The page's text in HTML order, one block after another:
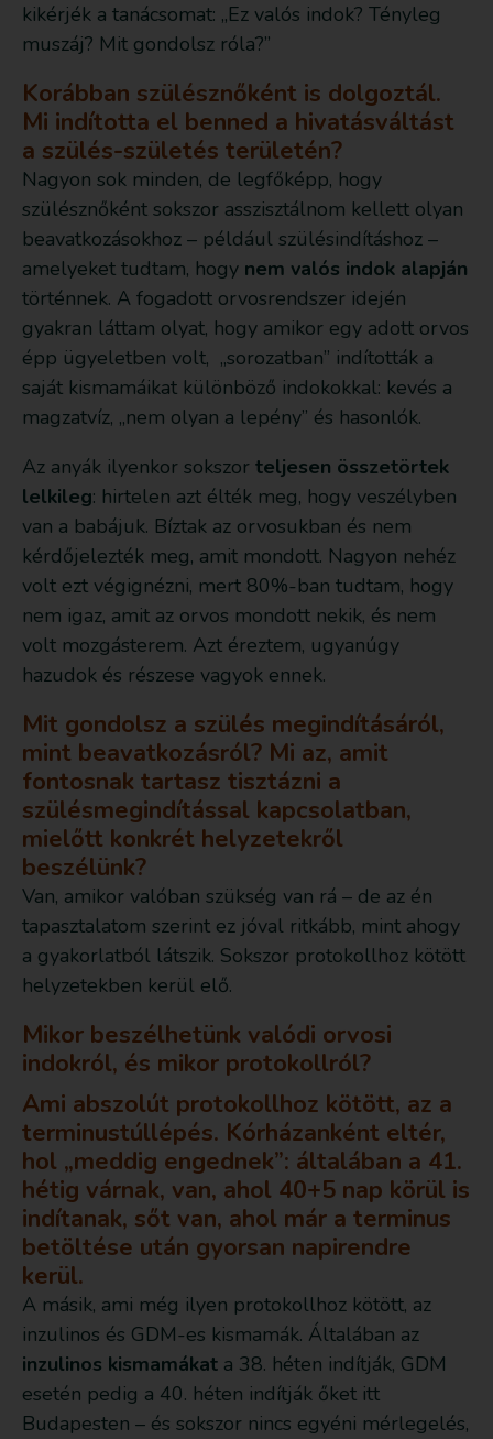
kikérjék a tanácsomat: „Ez valós indok? Tényleg
muszáj? Mit gondolsz róla?”
Korábban szülésznőként is dolgoztál.
Mi indította el benned a hivatásváltást
a szülés-születés területén?
Nagyon sok minden, de legfőképp, hogy
szülésznőként sokszor asszisztálnom kellett olyan
beavatkozásokhoz – például szülésindításhoz –
amelyeket tudtam, hogy nem valós indok alapján
történnek. A fogadott orvosrendszer idején
gyakran láttam olyat, hogy amikor egy adott orvos
épp ügyeletben volt, „sorozatban” indították a
saját kismamáikat különböző indokokkal: kevés a
magzatvíz, „nem olyan a lepény” és hasonlók.
Az anyák ilyenkor sokszor teljesen összetörtek
lelkileg: hirtelen azt élték meg, hogy veszélyben
van a babájuk. Bíztak az orvosukban és nem
kérdőjelezték meg, amit mondott. Nagyon nehéz
volt ezt végignézni, mert 80%-ban tudtam, hogy
nem igaz, amit az orvos mondott nekik, és nem
volt mozgásterem. Azt éreztem, ugyanúgy
hazudok és részese vagyok ennek.
Mit gondolsz a szülés megindításáról,
mint beavatkozásról? Mi az, amit
fontosnak tartasz tisztázni a
szülésmegindítással kapcsolatban,
mielőtt konkrét helyzetekről
beszélünk?
Van, amikor valóban szükség van rá – de az én
tapasztalatom szerint ez jóval ritkább, mint ahogy
a gyakorlatból látszik. Sokszor protokollhoz kötött
helyzetekben kerül elő.
Mikor beszélhetünk valódi orvosi
indokról, és mikor protokollról?
Ami abszolút protokollhoz kötött, az a
terminustúllépés. Kórházanként eltér,
hol „meddig engednek”: általában a 41.
hétig várnak, van, ahol 40+5 nap körül is
indítanak, sőt van, ahol már a terminus
betöltése után gyorsan napirendre
kerül.
A másik, ami még ilyen protokollhoz kötött, az
inzulinos és GDM-es kismamák. Általában az
inzulinos kismamákat a 38. héten indítják, GDM
esetén pedig a 40. héten indítják őket itt
Budapesten – és sokszor nincs egyéni mérlegelés,